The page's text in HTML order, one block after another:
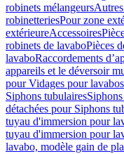
robinets mélangeurs
robinetteriesPour zone
extérieureAccessoires
robinets de lavaboPièces
lavaboRaccordements
appareils et le déversoir
pour Vidages pour lavabos
Siphons tubulaires
détachées pour Siphons
tuyau d'immersion pour
tuyau d'immersion pour
lavabo, modèle gain de